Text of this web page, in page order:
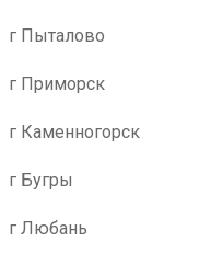
г Пыталово
г Приморск
г Каменногорск
г Бугры
г Любань